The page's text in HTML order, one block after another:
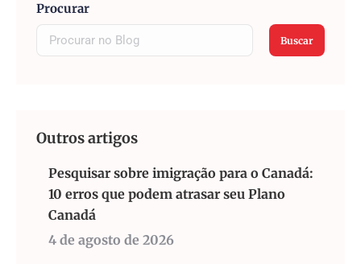
Procurar
Buscar
Outros artigos
Pesquisar sobre imigração para o Canadá:
10 erros que podem atrasar seu Plano
Canadá
4 de agosto de 2026